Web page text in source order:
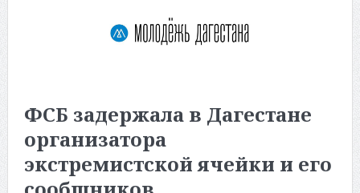
ФСБ задержала в Дагестане
организатора
экстремистской ячейки и его